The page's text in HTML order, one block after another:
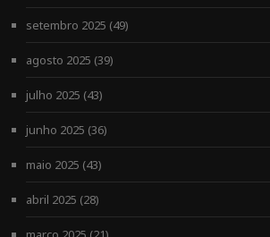
setembro 2025 (49)
agosto 2025 (39)
julho 2025 (43)
junho 2025 (36)
maio 2025 (43)
abril 2025 (28)